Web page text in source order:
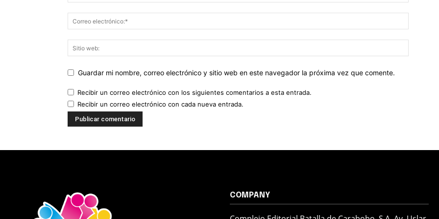
Guardar mi nombre, correo electrónico y sitio web en este navegador la próxima vez que comente.
Recibir un correo electrónico con los siguientes comentarios a esta entrada.
Recibir un correo electrónico con cada nueva entrada.
COMPANY